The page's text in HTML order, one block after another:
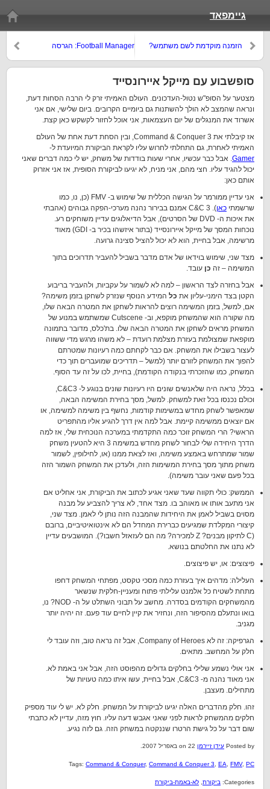
גיימפאד
Football Manager: הגרסה
הזמנה מוקדמת לשם משתמש?
סופשבוע עם מייקל איירונסייד
מצטער על הסופ"ש נטול-העדכונים. העולם האמיתי זרק לי הרבה הסחות דעת,
ונראה שהמצב לא הולך להשתנות גם ביומיים הקרובים. ביום שלישי, אם אני
אשרוד את המנגלים של יום העצמאות, אני אוכל לחזור לקשקש כאן קצת.
אז קיבלתי את Command & Conquer 3, ובין הסחת דעת אחת של העולם
האמיתי לאחרת, גם התחלתי לחרוש עליו לקראת הביקורת המיועדת ל-
Gamer. אבל כבר עכשיו, אחרי שעות בודדות של משחק, יש לי כמה דברים שאני
יכול להגיד עליו. חצי מהם, אני מניח, לא יגיעו לביקורת הסופית, אז אני אזרוק
אותם כאן:
אני עדיין ממורמר על הגישה הכללית של שימוש ב- FMV (כן, נו, כמו
שרשמתי כאן
). C&C 3 אמנם בבירור נהנה מערכי-הפקה גבוהים (אהבתי
את איכות ה- DVD של הסרטים), אבל הדיאלוגים עדיין משוחקים רע.
נוכחות המסך של מייקל איירונסייד (בתור איזשהו בכיר ב- GDI) מאוד
מרשימה, אבל בחיית, הוא לא יכול להציל סצינה גרועה.
מצד שני, שימוש בוידאו של אדם מדבר בשביל להעביר תדרוכים בתוך
המשימה – זה כן עובד.
אבל בחזרה לצד הראשון – למה לא לשמור על עקביות, ולהעביר בריבוע
הקטן בצד הימני-עליון את כל המידע הנוסף שנזרק לשחקן בזמן משימה?
אם, למשל, בזמן המשימה רוצים להראות לשחקן את המטרה הבאה שלו,
מה שקורה הוא שהמשחק מוקפא, וב- Cutscene שמשתמש במנוע של
המשחק מראים לשחקן את המטרה הבאה שלו. בת'כלס, מדובר בתמונה
מוקפאת שמצולמת בעזרת מצלמת רועדת – לא משהו מרגש מדי ששווה
לעצור בשבילו את המשחק. אם כבר לקחתם כמה רעיונות שמטרתם
להפוך את המשחק לזורם יותר (למשל – תדריכים שמועברים תוך כדי
המשחק, כמו שהזכרתי בנקודה הקודמת), בחיית, לכו על זה עד הסוף.
בכלל, נראה היה שלאנשים שונים היו רעיונות שונים בנוגע ל- C&C3,
וכולם נכנסו בכל זאת למשחק. למשל, מסך בחירת המשימה הבאה,
שמאפשר לשחק מחדש במשימות קודמות, נחשף בין משימה למשימה, או
אם יוצאים ממשימה קיימת. אבל למה אין דרך להגיע אליו מהתפריט
הראשי? הרי המשחק זוכר כמה התקדמתי במערכה הנוכחית שלי, אז למה
הדרך היחידה שלי לבחור לשחק מחדש במשימה 3 היא להטעין משחק
שמור שמתרחש באמצע משימה, ואז לצאת ממנו (או, לחילופין, לשמור
משחק מתוך מסך בחירת המשימות הזה, ולעדכן את המשחק השמור הזה
בכל פעם שאני עובר משימה).
הממשק: כולי תקווה שעד שאני אגיע לכתוב את הביקורת, אני אחליט אם
אני מתעב אותו או מאוהב בו. מצד אחד, לא צריך להצביע על מבנה
מסוים בשביל לאמן את היחידות שהמבנה הזה נותן לי לאמן. מצד שני,
קיצורי המקלדת שמגיעים כברירת המחדל הם לא אינטואיטיביים, ברובם
(C לתיקון מבנים? Z למכירה? מה הם לעזאזל חשבו?). המושבעים עדיין
לא נתנו את החלטתם בנושא.
פיצוצים: או, יש פיצוצים.
העלילה: מדהים איך בעזרת כמה מסכי טקסט, מפתחי המשחק דחפו
מתחת לשטיח כל אלמנט עלילתי פתוח ומעניין-חלקית שנשאר
מהמשחקים הקודמים בסדרה. מחשב על תבוני השתלט על ה- NOD? נו,
בואו ונתעלם מהסיפור הזה, ונחזיר את קיין לחיים עוד פעם. זה יהיה יותר
מגניב.
הגרפיקה: זה לא Company of Heroes, אבל זה נראה טוב, וזה עובד לי
חלק על המחשב. מתאים.
אני אולי נשמע שלילי בחלקים גדולים מהפוסט הזה, אבל אני באמת לא.
אני מאוד נהנה מ- C&C3, אבל בחיית, עשו איתו כמה טעויות של
מתחילים. מעצבן.
זהו. חלק מהדברים האלה יגיעו לביקורת על המשחק. חלק לא. יש לי עוד מספיק
חלקים מהמשחק לראות לפני שאני אגבש דעה עליו. חוץ מזה, עדיין לא כתבתי
שום דבר על כל גישת הרטרו שננקטה במשחק הזה. גם לזה נגיע.
Posted by עידן זיירמן
Tags: Command & Conquer, Command & Conquer 3 EA FMV, PC
Categories: ביקורת לא-באמת-ביקורת